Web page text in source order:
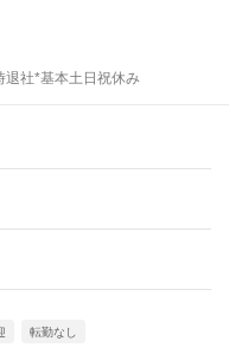
退社*基本土日祝休み
転勤なし